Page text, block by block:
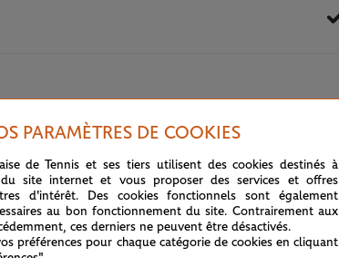
2 JUIN 2025
PARAMÈTRES DE COOKIES
de Tennis et ses tiers utilisent des cookies destinés à
du site internet et vous proposer des services et offres
d'intérêt. Des cookies fonctionnels sont également
au bon fonctionnement du site. Contrairement aux
ces derniers ne peuvent être désactivés.
préférences pour chaque catégorie de cookies en cliquant